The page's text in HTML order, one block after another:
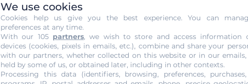
We use cookies
Cookies help us give you the best experience. You can
preferences at any time.
With our 105 partners, we wish to store and access information
devices (cookies, pixels in emails, etc.), combine and share your
with our partners, whether collected on this website or in our emails,
held by some of us, or obtained later, including in other contexts.
Processing this data (identifiers, browsing, preferences,